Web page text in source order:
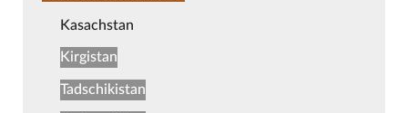
Kasachstan
Kirgistan
Tadschikistan